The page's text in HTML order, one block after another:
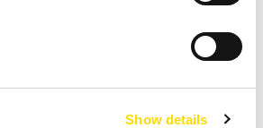
Show details